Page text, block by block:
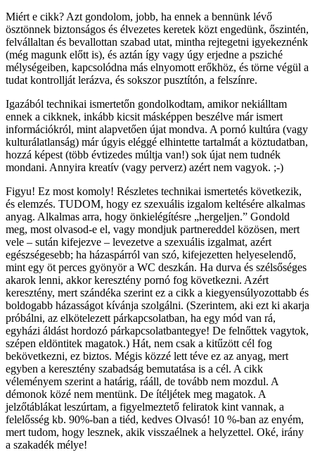
Miért e cikk? Azt gondolom, jobb, ha ennek a bennünk lévő
ösztönnek biztonságos és élvezetes keretek közt engedünk, őszintén,
felvállaltan és bevallottan szabad utat, mintha rejtegetni igyekeznénk
(még magunk előtt is), és aztán így vagy úgy erjedne a psziché
mélységeiben, kapcsolódna más elnyomott erőkhöz, és törne végül a
tudat kontrollját lerázva, és sokszor pusztítón, a felszínre.
Igazából technikai ismertetőn gondolkodtam, amikor nekiálltam
ennek a cikknek, inkább kicsit másképpen beszélve már ismert
információkról, mint alapvetően újat mondva. A pornó kultúra (vagy
kulturálatlanság) már úgyis eléggé elhintette tartalmát a köztudatban,
hozzá képest (több évtizedes múltja van!) sok újat nem tudnék
mondani. Annyira kreatív (vagy perverz) azért nem vagyok. ;-)
Figyu! Ez most komoly! Részletes technikai ismertetés következik,
és elemzés. TUDOM, hogy ez szexuális izgalom keltésére alkalmas
anyag. Alkalmas arra, hogy önkielégítésre „hergeljen.” Gondold
meg, most olvasod-e el, vagy mondjuk partnereddel közösen, mert
vele – sután kifejezve – levezetve a szexuális izgalmat, azért
egészségesebb; ha házaspárról van szó, kifejezetten helyeselendő,
mint egy öt perces gyönyör a WC deszkán. Ha durva és szélsőséges
akarok lenni, akkor keresztény pornó fog következni. Azért
keresztény, mert szándéka szerint ez a cikk a kiegyensúlyozottabb és
boldogabb házasságot kívánja szolgálni. (Szerintem, aki ezt ki akarja
próbálni, az elkötelezett párkapcsolatban, ha egy mód van rá,
egyházi áldást hordozó párkapcsolatbantegye! De felnőttek vagytok,
szépen eldöntitek magatok.) Hát, nem csak a kitűzött cél fog
bekövetkezni, ez biztos. Mégis közzé lett téve ez az anyag, mert
egyben a keresztény szabadság bemutatása is a cél. A cikk
véleményem szerint a határig, rááll, de tovább nem mozdul. A
démonok közé nem mentünk. De ítéljétek meg magatok. A
jelzőtáblákat leszúrtam, a figyelmeztető feliratok kint vannak, a
felelősség kb. 90%-ban a tiéd, kedves Olvasó! 10 %-ban az enyém,
mert tudom, hogy lesznek, akik visszaélnek a helyzettel. Oké, irány
a szakadék mélye!